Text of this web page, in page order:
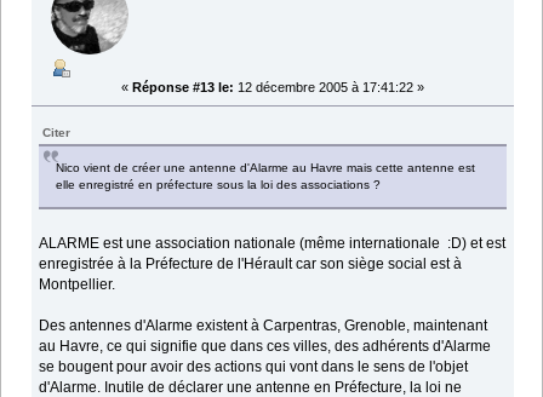
« Réponse #13 le: 12 décembre 2005 à 17:41:22 »
Citer
Nico vient de créer une antenne d'Alarme au Havre mais cette antenne est
elle enregistré en préfecture sous la loi des associations ?
ALARME est une association nationale (même internationale :D) et est
enregistrée à la Préfecture de l'Hérault car son siège social est à
Montpellier.
Des antennes d'Alarme existent à Carpentras, Grenoble, maintenant
au Havre, ce qui signifie que dans ces villes, des adhérents d'Alarme
se bougent pour avoir des actions qui vont dans le sens de l'objet
d'Alarme. Inutile de déclarer une antenne en Préfecture, la loi ne